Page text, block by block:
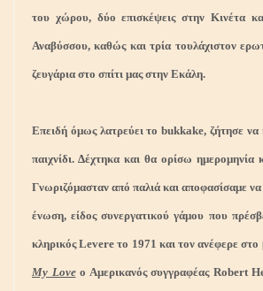
του χώρου, δύο επισκέψεις στην Κινέτα
Αναβύσσου, καθώς και τρία τουλάχιστον
ζευγάρια στο σπίτι μας στην Εκάλη.
Επειδή όμως λατρεύει τo bukkake, ζήτησε να
παιχνίδι. Δέχτηκα και θα ορίσω ημερομηνία
Γνωριζόμασταν από παλιά και αποφασίσαμε
ένωση, είδος συνεργατικού γάμου που
κληρικός Levere το 1971 και τον ανέφερε στο
My Loveο Αμερικανός συγγραφέας Robert